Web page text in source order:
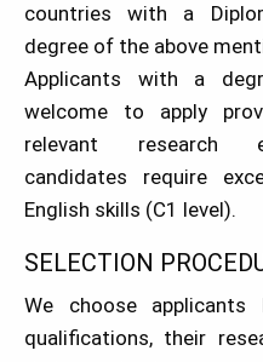
countries with a
degree of the above
Applicants with a
welcome to apply
relevant research
candidates require
English skills (C1 level).
SELECTION
We choose
qualifications, their